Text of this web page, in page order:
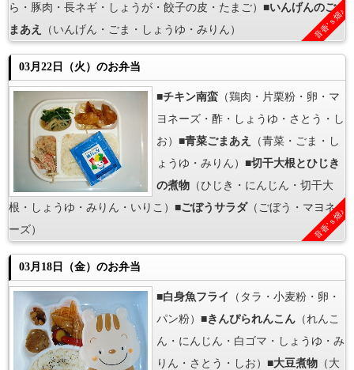
ら・豚肉・長ネギ・しょうが・餃子の皮・たまご）■いんげんのご
まあえ
（いんげん・ごま・しょうゆ・みりん） 音香’ｓ畑♪
03月22日（火）のお弁当
■チキン南蛮 （鶏肉・片栗粉・卵・マ
ヨネーズ・酢・しょうゆ・さとう・し
お）■青菜ごまあえ
（青菜・ごま・し
ょうゆ・みりん）■切干大根とひじき
の煮物 （ひじき・にんじん・切干大
根・しょうゆ・みりん・いりこ）■ごぼうサラダ（ごぼう・マヨネ
ーズ）
音香’ｓ畑♪
03月18日（金）のお弁当
■白身魚フライ
（タラ・小麦粉・卵・
パン粉）■きんぴられんこん （れんこ
ん・にんじん・白ゴマ・しょうゆ・み
りん・さとう・しお）■大豆煮物 （大